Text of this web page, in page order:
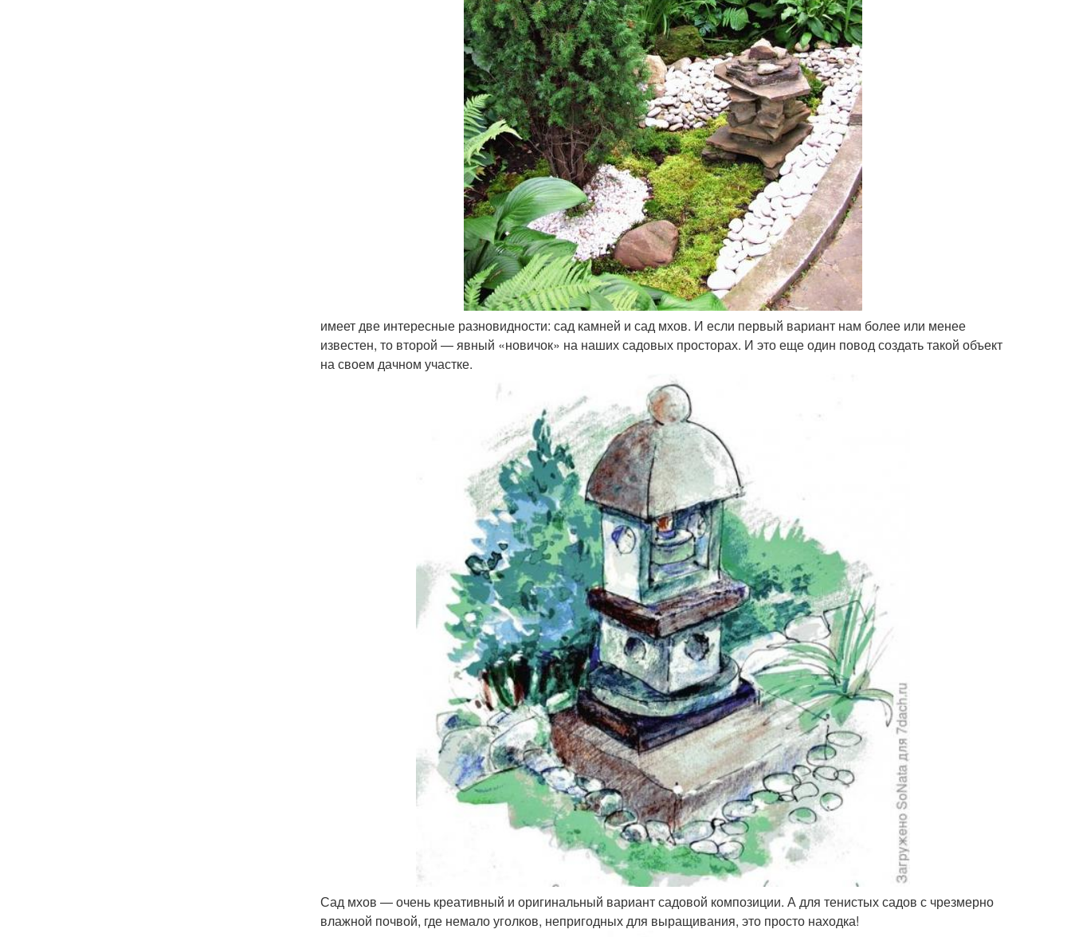
имеет две интересные разновидности: сад камней и сад мхов. И если первый вариант нам более или менее
известен, то второй — явный «новичок» на наших садовых просторах. И это еще один повод создать такой объект
на своем дачном участке.
Сад мхов — очень креативный и оригинальный вариант садовой композиции. А для тенистых садов с чрезмерно
влажной почвой, где немало уголков, непригодных для выращивания, это просто находка!